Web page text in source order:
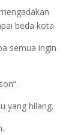
beda kota
semua ingin
yang hilang.